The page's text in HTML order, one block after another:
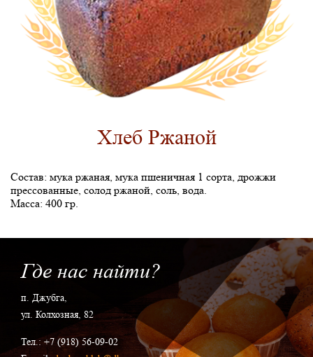
Хлеб Ржаной
Состав: мука ржаная, мука пшеничная 1 сорта, дрожжи
прессованные, солод ржаной, соль, вода.
Масса: 400 гр.
Где нас найти?
п. Джубга,
ул. Колхозная, 82
Тел.: +7 (918) 56-09-02